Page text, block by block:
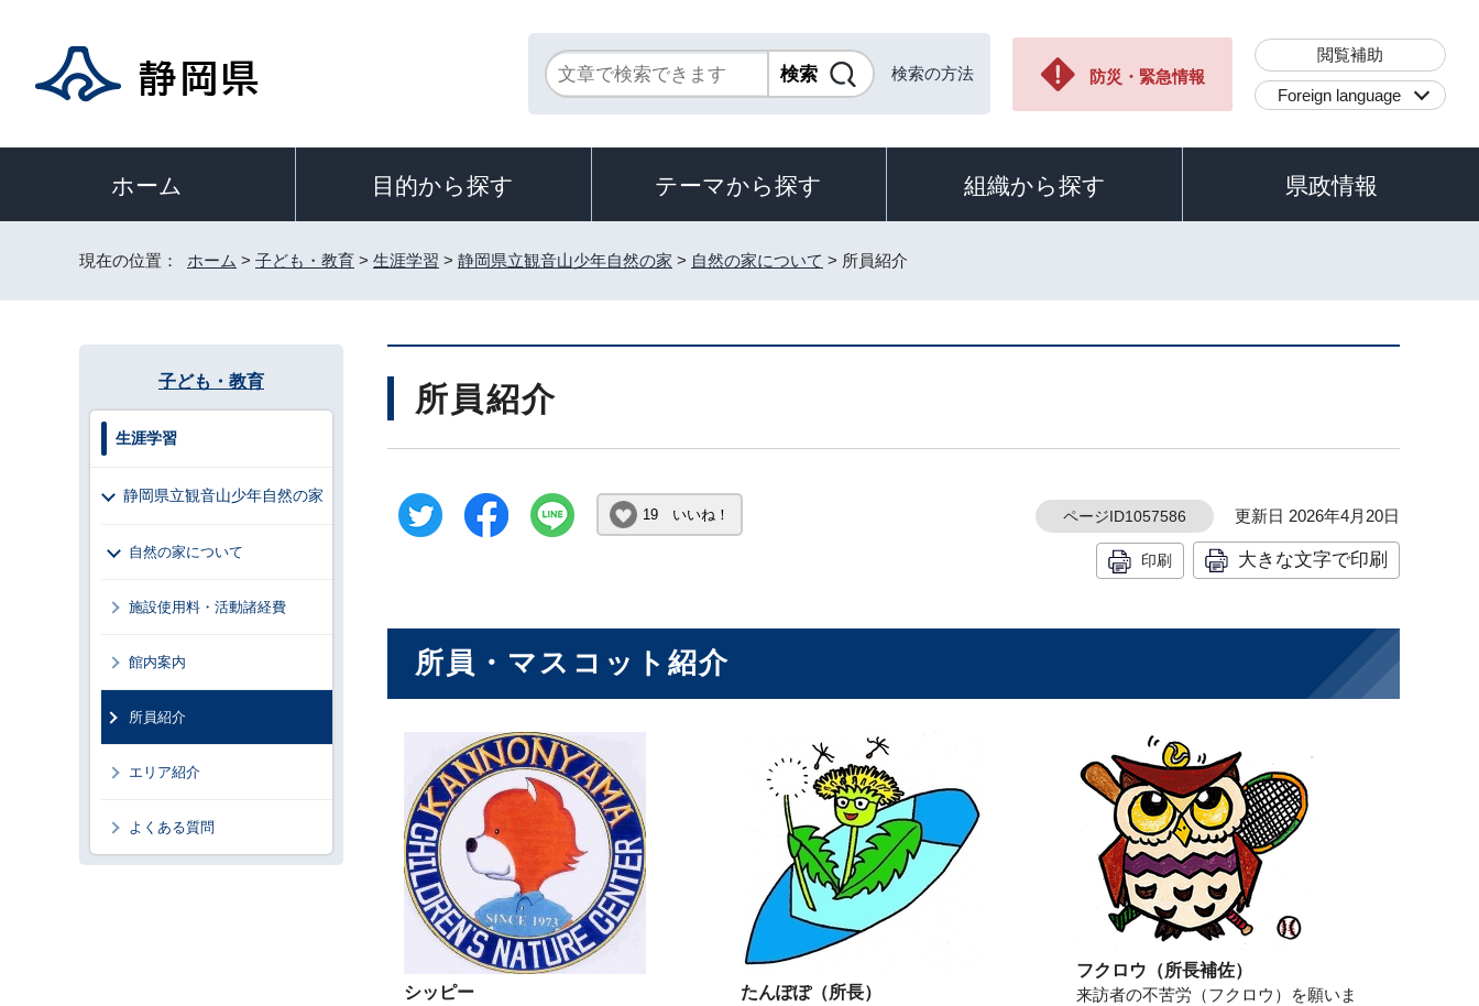
検索の方法 防災・緊急情報
閲覧補助
Foreign language
ホーム 目的から探す テーマから探す 組織から探す 県政情報
現在の位置： ホーム > 子ども・教育 > 生涯学習 > 静岡県立観音山少年自然の家 > 自然の家について > 所員紹介
所員紹介
19 いいね！ ページID1057586 更新日 2026年4月20日
印刷 大きな文字で印刷
所員・マスコット紹介
シッピー
たんぽぽ（所長）
フクロウ（所長補佐）
来訪者の不苦労（フクロウ）を願いま
子ども・教育
生涯学習
静岡県立観音山少年自然の家
自然の家について
施設使用料・活動諸経費
館内案内
所員紹介
エリア紹介
よくある質問